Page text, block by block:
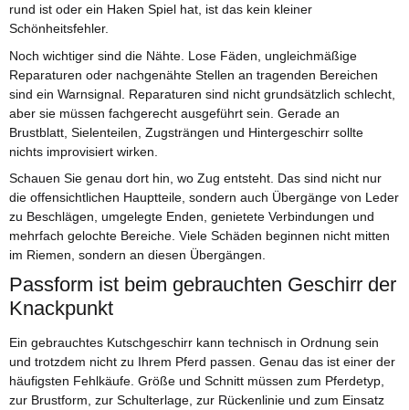
rund ist oder ein Haken Spiel hat, ist das kein kleiner
Schönheitsfehler.
Noch wichtiger sind die Nähte. Lose Fäden, ungleichmäßige
Reparaturen oder nachgenähte Stellen an tragenden Bereichen
sind ein Warnsignal. Reparaturen sind nicht grundsätzlich schlecht,
aber sie müssen fachgerecht ausgeführt sein. Gerade an
Brustblatt, Sielenteilen, Zugsträngen und Hintergeschirr sollte
nichts improvisiert wirken.
Schauen Sie genau dort hin, wo Zug entsteht. Das sind nicht nur
die offensichtlichen Hauptteile, sondern auch Übergänge von Leder
zu Beschlägen, umgelegte Enden, genietete Verbindungen und
mehrfach gelochte Bereiche. Viele Schäden beginnen nicht mitten
im Riemen, sondern an diesen Übergängen.
Passform ist beim gebrauchten Geschirr der
Knackpunkt
Ein gebrauchtes Kutschgeschirr kann technisch in Ordnung sein
und trotzdem nicht zu Ihrem Pferd passen. Genau das ist einer der
häufigsten Fehlkäufe. Größe und Schnitt müssen zum Pferdetyp,
zur Brustform, zur Schulterlage, zur Rückenlinie und zum Einsatz